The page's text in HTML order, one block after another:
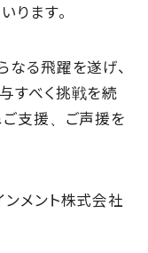
ります。
なる飛躍を遂げ、
すべく挑戦を続
ご支援、ご声援を
ンメント株式会社